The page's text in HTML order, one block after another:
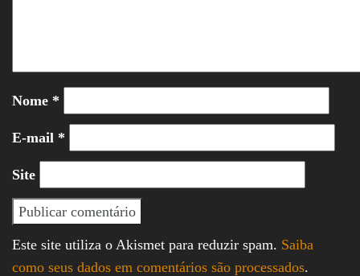
Nome *
E-mail *
Site
Este site utiliza o Akismet para reduzir spam. Saiba
como seus dados em comentários são processados.